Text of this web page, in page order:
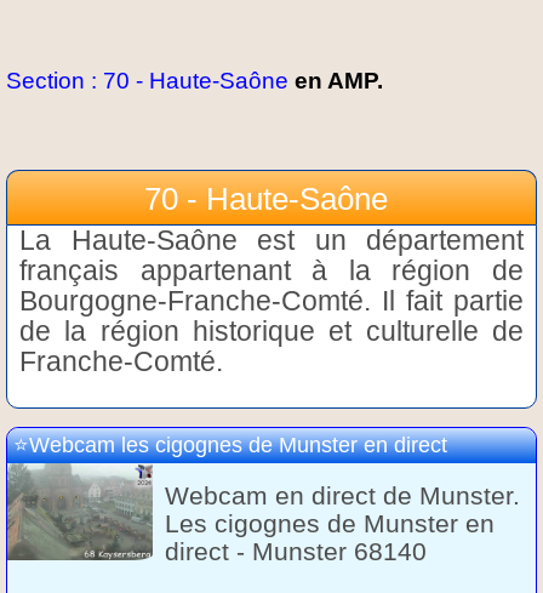
Section : 70 - Haute-Saône en AMP.
70 - Haute-Saône
La Haute-Saône est un département
français appartenant à la région de
Bourgogne-Franche-Comté. Il fait partie
de la région historique et culturelle de
Franche-Comté.
Webcam les cigognes de Munster en direct
Webcam en direct de Munster.
Les cigognes de Munster en
direct - Munster 68140